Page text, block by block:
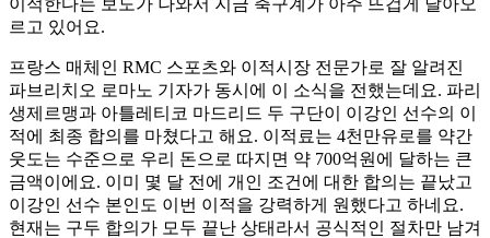
르고 있어요.
프랑스 매체인 RMC 스포츠와 이적시장 전문가로 잘 알려진
파브리치오 로마노 기자가 동시에 이 소식을 전했는데요. 파리
생제르맹과 아틀레티코 마드리드 두 구단이 이강인 선수의 이
적에 최종 합의를 마쳤다고 해요. 이적료는 4천만유로를 약간
웃도는 수준으로 우리 돈으로 따지면 약 700억원에 달하는 큰
금액이에요. 이미 몇 달 전에 개인 조건에 대한 합의는 끝났고
이강인 선수 본인도 이번 이적을 강력하게 원했다고 하네요.
현재는 구두 합의가 모두 끝난 상태라서 공식적인 절차만 남겨